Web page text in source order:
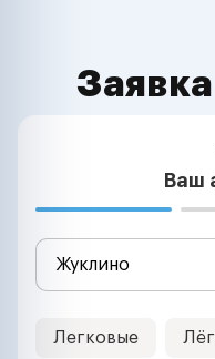
Ваш
Легковые